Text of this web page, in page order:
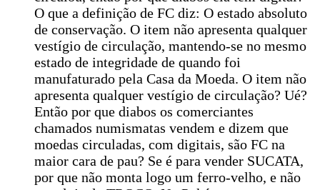
O que a definição de FC diz: O estado absoluto
de conservação. O item não apresenta qualquer
vestígio de circulação, mantendo-se no mesmo
estado de integridade de quando foi
manufaturado pela Casa da Moeda. O item não
apresenta qualquer vestígio de circulação? Ué?
Então por que diabos os comerciantes
chamados numismatas vendem e dizem que
moedas circuladas, com digitais, são FC na
maior cara de pau? Se é para vender SUCATA,
por que não monta logo um ferro-velho, e não